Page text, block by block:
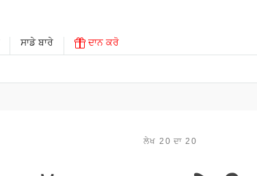
ਸਾਡੇ ਬਾਰੇ ਦਾਨ ਕਰੋ
ਲੇਖ 20 ਦਾ 20